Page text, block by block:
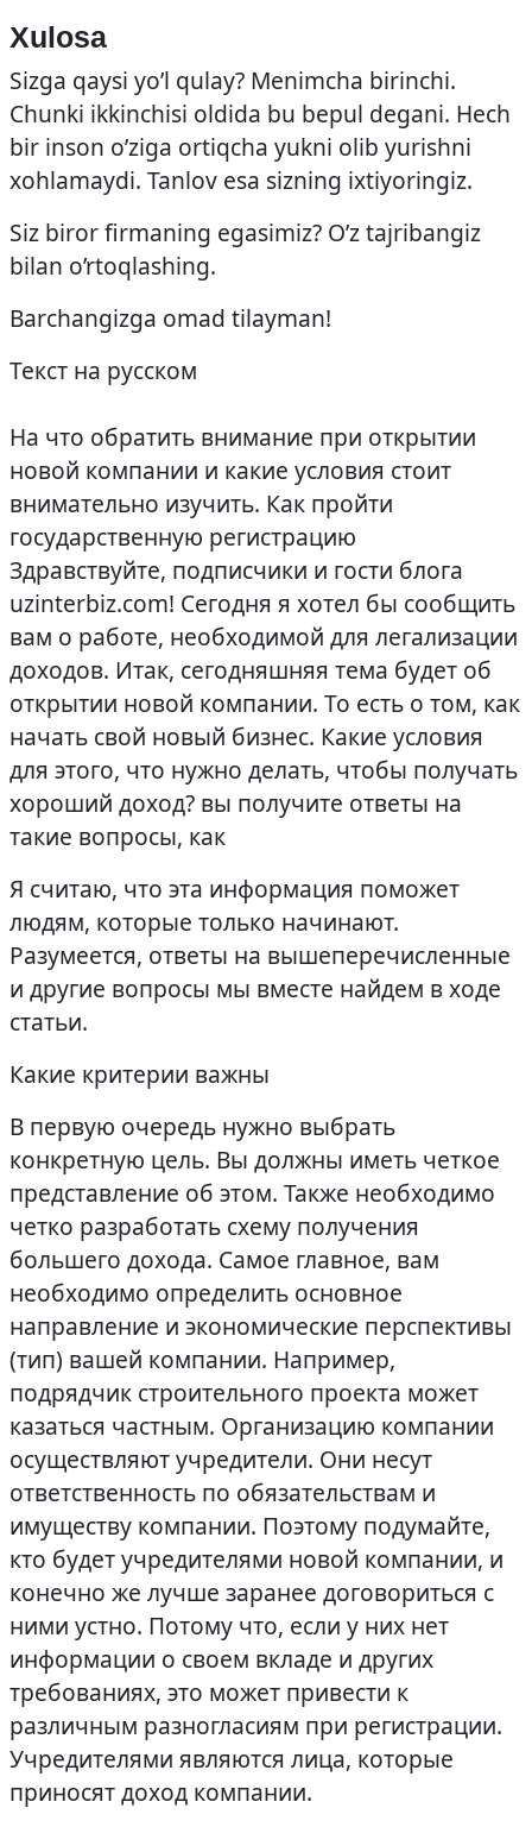
Xulosa
Sizga qaysi yo’l qulay? Menimcha birinchi.
Chunki ikkinchisi oldida bu bepul degani. Hech
bir inson o’ziga ortiqcha yukni olib yurishni
xohlamaydi. Tanlov esa sizning ixtiyoringiz.
Siz biror firmaning egasimiz? O’z tajribangiz
bilan o’rtoqlashing.
Barchangizga omad tilayman!
Текст на русском
На что обратить внимание при открытии
новой компании и какие условия стоит
внимательно изучить. Как пройти
государственную регистрацию
Здравствуйте, подписчики и гости блога
uzinterbiz.com! Сегодня я хотел бы сообщить
вам о работе, необходимой для легализации
доходов. Итак, сегодняшняя тема будет об
открытии новой компании. То есть о том, как
начать свой новый бизнес. Какие условия
для этого, что нужно делать, чтобы получать
хороший доход? вы получите ответы на
такие вопросы, как
Я считаю, что эта информация поможет
людям, которые только начинают.
Разумеется, ответы на вышеперечисленные
и другие вопросы мы вместе найдем в ходе
статьи.
Какие критерии важны
В первую очередь нужно выбрать
конкретную цель. Вы должны иметь четкое
представление об этом. Также необходимо
четко разработать схему получения
большего дохода. Самое главное, вам
необходимо определить основное
направление и экономические перспективы
(тип) вашей компании. Например,
подрядчик строительного проекта может
казаться частным. Организацию компании
осуществляют учредители. Они несут
ответственность по обязательствам и
имуществу компании. Поэтому подумайте,
кто будет учредителями новой компании, и
конечно же лучше заранее договориться с
ними устно. Потому что, если у них нет
информации о своем вкладе и других
требованиях, это может привести к
различным разногласиям при регистрации.
Учредителями являются лица, которые
приносят доход компании.